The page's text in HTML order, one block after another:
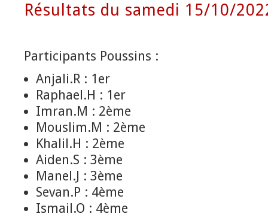
Résultats du samedi 15/10/
Participants Poussins :
Anjali.R : 1er
Raphael.H : 1er
Imran.M : 2ème
Mouslim.M : 2ème
Khalil.H : 2ème
Aiden.S : 3ème
Manel.J : 3ème
Sevan.P : 4ème
Ismail.O : 4ème